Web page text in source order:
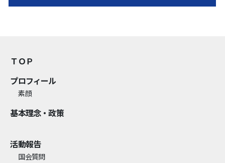
ＴＯＰ
プロフィール
素顔
基本理念・政策
活動報告
国会質問